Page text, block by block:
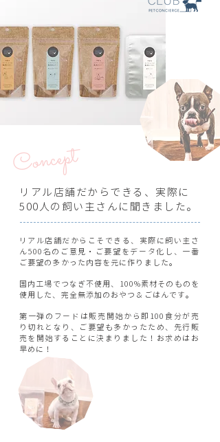
リアル店舗だからできる、実際に
500人の飼い主さんに聞きました。
リアル店舗だからこそできる、実際に飼い主さ
ん500名のご意見・ご要望をデータ化し、一番
ご要望の多かった内容を元に作りました。
国内工場でつなぎ不使用、100%素材そのものを
使用した、完全無添加のおやつ＆ごはんです。
第一弾のフードは販売開始から即100食分が売
り切れとなり、ご要望も多かったため、先行販
売を開始することに決まりました！お求めはお
早めに！
Concept